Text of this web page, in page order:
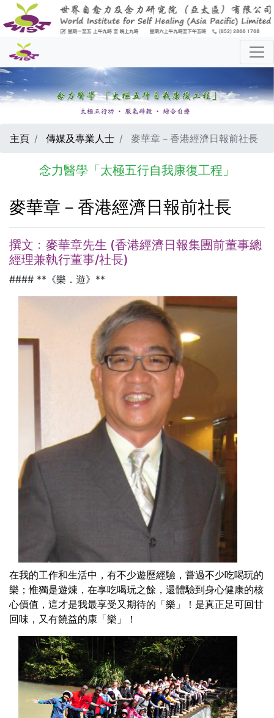
主頁 傳媒及專業人士 麥華章－香港經濟日報前社長
念力醫學「太極五行自我康復工程」
麥華章－香港經濟日報前社長
撰文﹕麥華章先生 (香港經濟日報集團前董事總
經理兼執行董事/社長)
#### **《樂．遊》**
在我的工作和生活中，有不少遊歷經驗，嘗過不少吃喝玩的
樂；惟獨是遊煉，在享吃喝玩之餘，還體驗到身心健康的核
心價值，這才是我最享受又期待的「樂」！是真正足可回甘
回味，又有饒益的康「樂」！